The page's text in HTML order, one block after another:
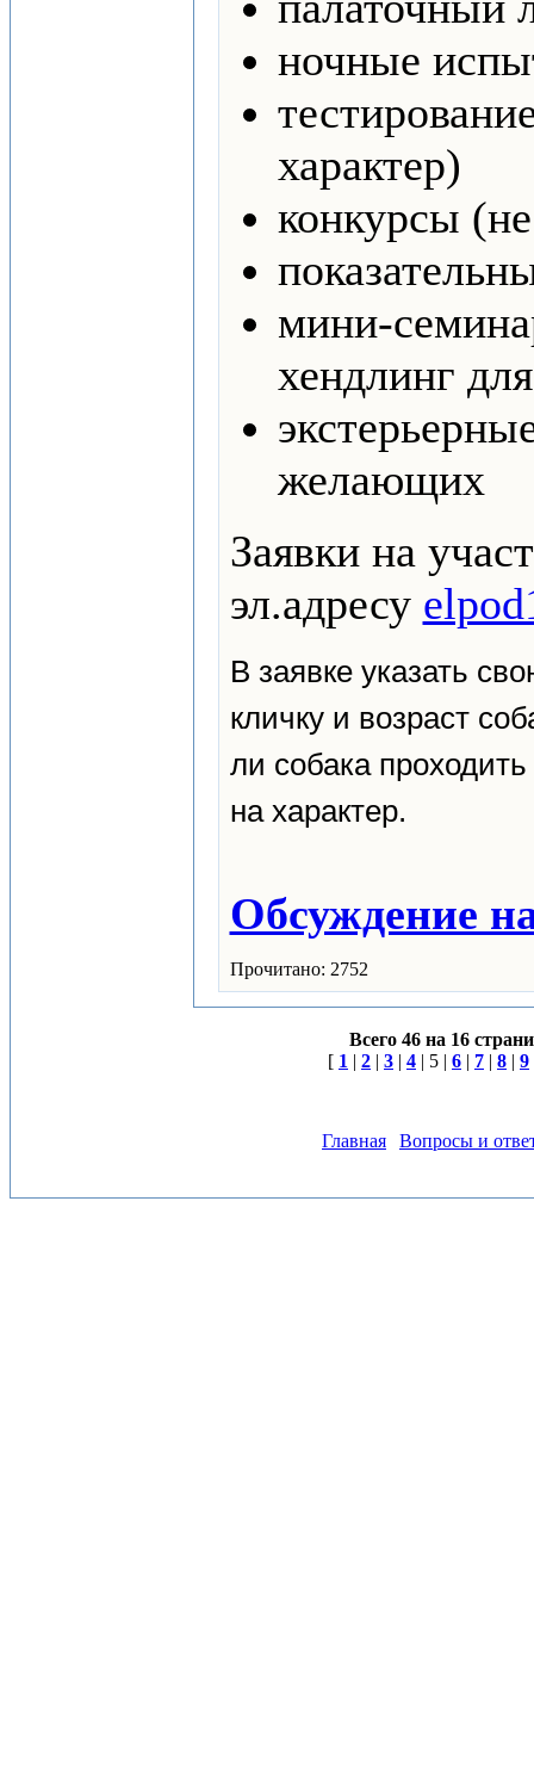
ночные
характер)
конкурсы
мини-
хендлинг
желающих
Заявки на
эл.адресу
В заявке указать
кличку и возраст
ли собака
на характер.
Обсуждение
Прочитано: 2752
Всего 46 на 16
[ 1 | 2 | 3 | 4 | 5 | 6 | 7 | 8 | 9
Главная Вопросы и